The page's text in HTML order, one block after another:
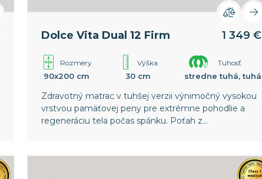
Dolce Vita Dual 12 Firm 1 349 €
Rozmery
90x200 cm
Výška
30 cm
Tuhosť
stredne tuhá, tuhá
Zdravotný matrac v tuhšej verzii výnimočný vysokou
vrstvou pamäťovej peny pre extrémne pohodlie a
regeneráciu tela počas spánku. Poťah z